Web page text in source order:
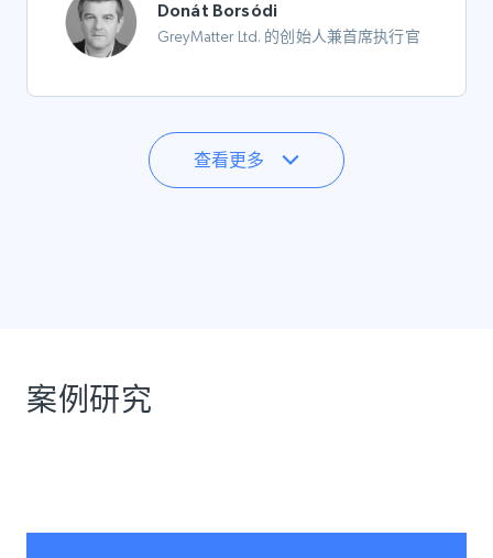
Donát Borsódi
GreyMatter Ltd. 的创始人兼首席执行官
查看更多
案例研究